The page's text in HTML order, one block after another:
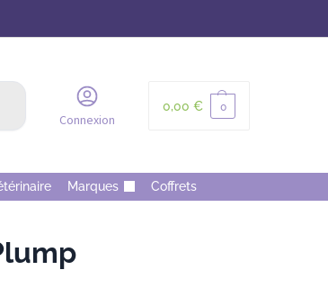
Connexion
0,00 € 0
Marques Coffrets